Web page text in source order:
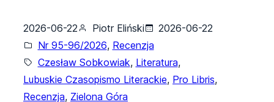
2026-06-22 Piotr Eliński
2026-06-22
Nr 95-96/2026, Recenzja
Czesław Sobkowiak, Literatura,
Lubuskie Czasopismo Literackie, Pro Libris,
Recenzja, Zielona Góra